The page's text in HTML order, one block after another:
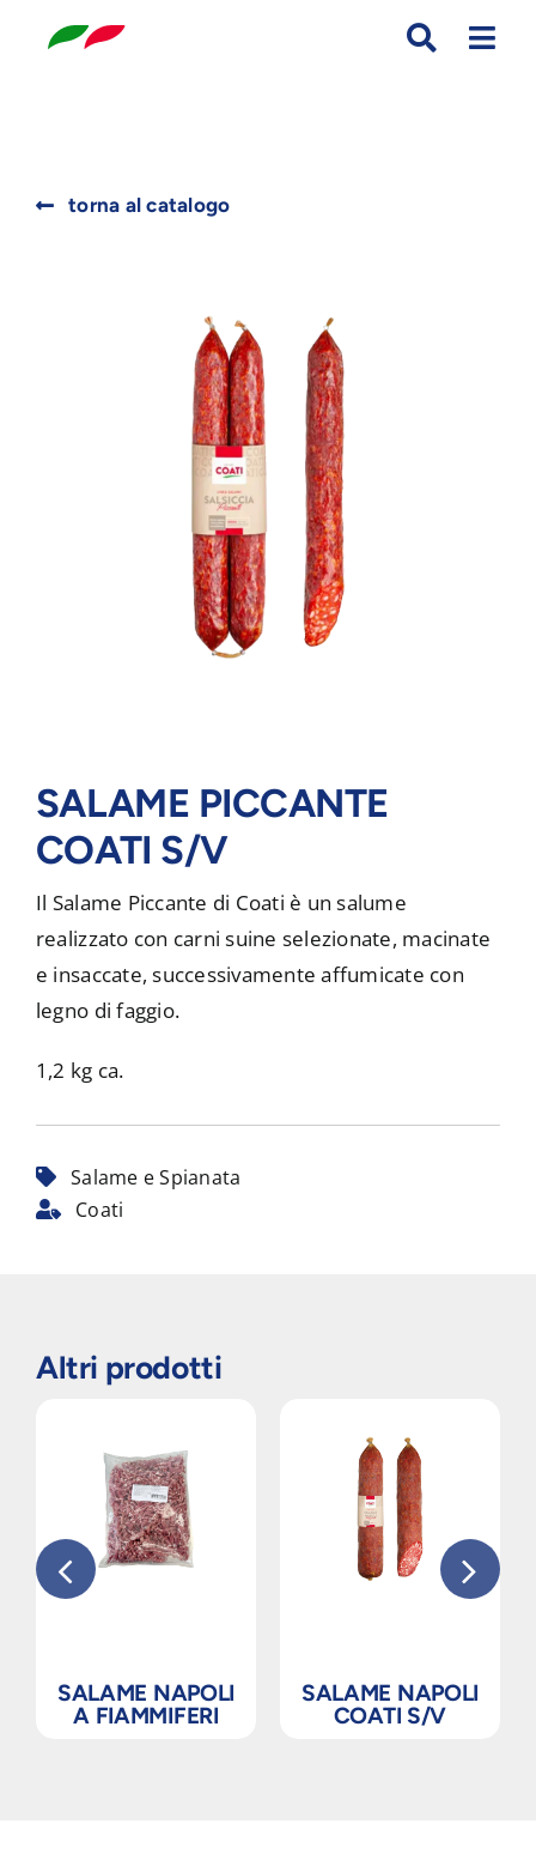
torna al catalogo
SALAME PICCANTE
COATI S/V
Il Salame Piccante di Coati è un salume
realizzato con carni suine selezionate, macinate
e insaccate, successivamente affumicate con
legno di faggio.
1,2 kg ca.
Salame e Spianata
Coati
Altri prodotti
SALAME NAPOLI
A FIAMMIFERI
SALAME NAPOLI
COATI S/V
for: